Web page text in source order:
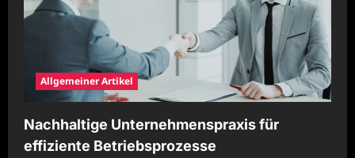
Allgemeiner Artikel
Nachhaltige Unternehmenspraxis für
effiziente Betriebsprozesse